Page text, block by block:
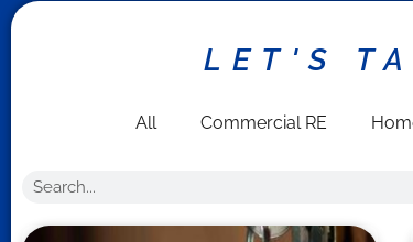
LET'S
All Commercial RE